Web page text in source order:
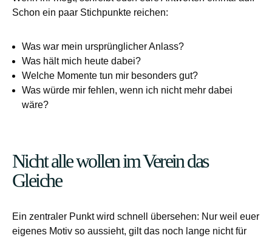
Schon ein paar Stichpunkte reichen:
Was war mein ursprünglicher Anlass?
Was hält mich heute dabei?
Welche Momente tun mir besonders gut?
Was würde mir fehlen, wenn ich nicht mehr dabei
wäre?
Nicht alle wollen im Verein das
Gleiche
Ein zentraler Punkt wird schnell übersehen: Nur weil euer
eigenes Motiv so aussieht, gilt das noch lange nicht für